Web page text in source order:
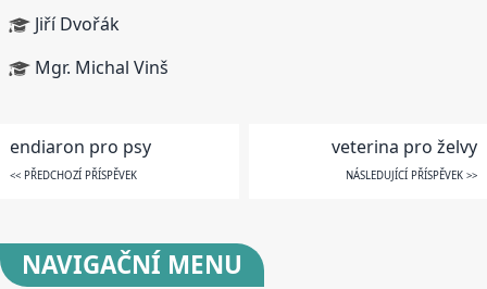
Jiří Dvořák
Mgr. Michal Vinš
endiaron pro psy
<< PŘEDCHOZÍ PŘÍSPĚVEK
veterina pro želvy
NÁSLEDUJÍCÍ PŘÍSPĚVEK >>
NAVIGAČNÍ MENU